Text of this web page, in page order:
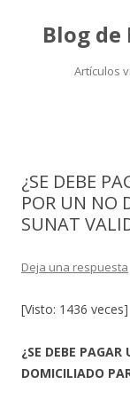
Blog
Artículos
¿SE DEBE
POR UN NO
SUNAT
Deja una respuesta
[Visto: 1436 veces]
¿SE DEBE
DOMICILIADO